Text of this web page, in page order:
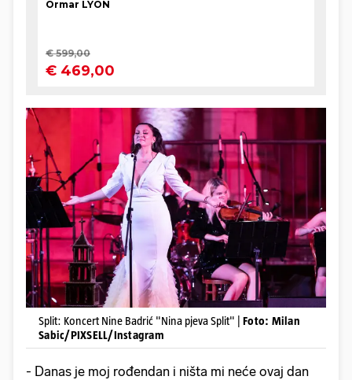
Split: Koncert Nine Badrić "Nina pjeva Split" | Foto: Milan
Sabic/PIXSELL/Instagram
- Danas je moj rođendan i ništa mi neće ovaj dan